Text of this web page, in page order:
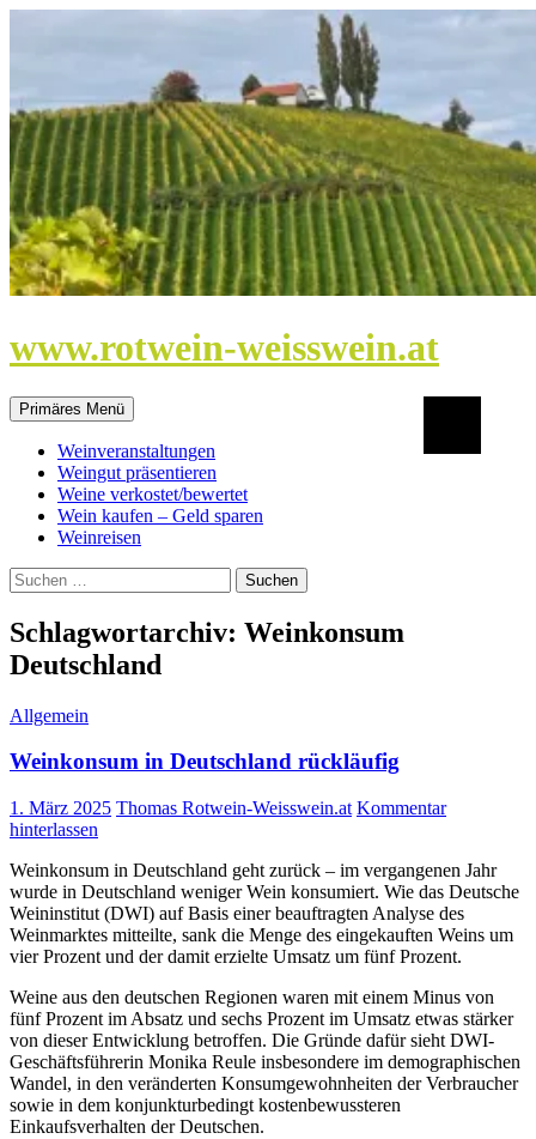
www.rotwein-weisswein.at
Primäres Menü
Weinveranstaltungen
Weingut präsentieren
Weine verkostet/bewertet
Wein kaufen – Geld sparen
Weinreisen
Suchen
nach:
Schlagwortarchiv: Weinkonsum
Deutschland
Allgemein
Weinkonsum in Deutschland rückläufig
1. März 2025 Thomas Rotwein-Weisswein.at Kommentar
hinterlassen
Weinkonsum in Deutschland geht zurück – im vergangenen Jahr
wurde in Deutschland weniger Wein konsumiert. Wie das Deutsche
Weininstitut (DWI) auf Basis einer beauftragten Analyse des
Weinmarktes mitteilte, sank die Menge des eingekauften Weins um
vier Prozent und der damit erzielte Umsatz um fünf Prozent.
Weine aus den deutschen Regionen waren mit einem Minus von
fünf Prozent im Absatz und sechs Prozent im Umsatz etwas stärker
von dieser Entwicklung betroffen. Die Gründe dafür sieht DWI-
Geschäftsführerin Monika Reule insbesondere im demographischen
Wandel, in den veränderten Konsumgewohnheiten der Verbraucher
sowie in dem konjunkturbedingt kostenbewussteren
Einkaufsverhalten der Deutschen.